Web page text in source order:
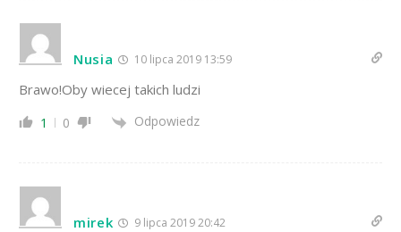
Nusia 10 lipca 2019 13:59
Brawo!Oby wiecej takich ludzi
1 0 Odpowiedz
mirek 9 lipca 2019 20:42